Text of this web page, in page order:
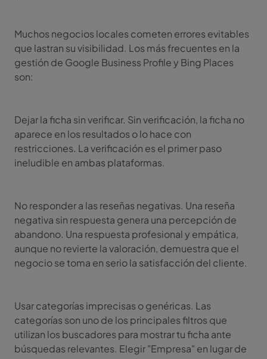
Muchos negocios locales cometen errores evitables
que lastran su visibilidad. Los más frecuentes en la
gestión de Google Business Profile y Bing Places
son:
Dejar la ficha sin verificar. Sin verificación, la ficha no
aparece en los resultados o lo hace con
restricciones. La verificación es el primer paso
ineludible en ambas plataformas.
No responder a las reseñas negativas. Una reseña
negativa sin respuesta genera una percepción de
abandono. Una respuesta profesional y empática,
aunque no revierte la valoración, demuestra que el
negocio se toma en serio la satisfacción del cliente.
Usar categorías imprecisas o genéricas. Las
categorías son uno de los principales filtros que
utilizan los buscadores para mostrar tu ficha ante
búsquedas relevantes. Elegir "Empresa" en lugar de